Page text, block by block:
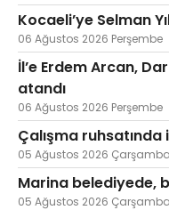
Kocaeli’ye Selman
06 Ağustos 2026 Perşembe
İl’e Erdem Arcan,
atandı
06 Ağustos 2026 Perşembe
Çalışma
05 Ağustos 2026 Çarşamba
Marina belediyede,
05 Ağustos 2026 Çarşamba